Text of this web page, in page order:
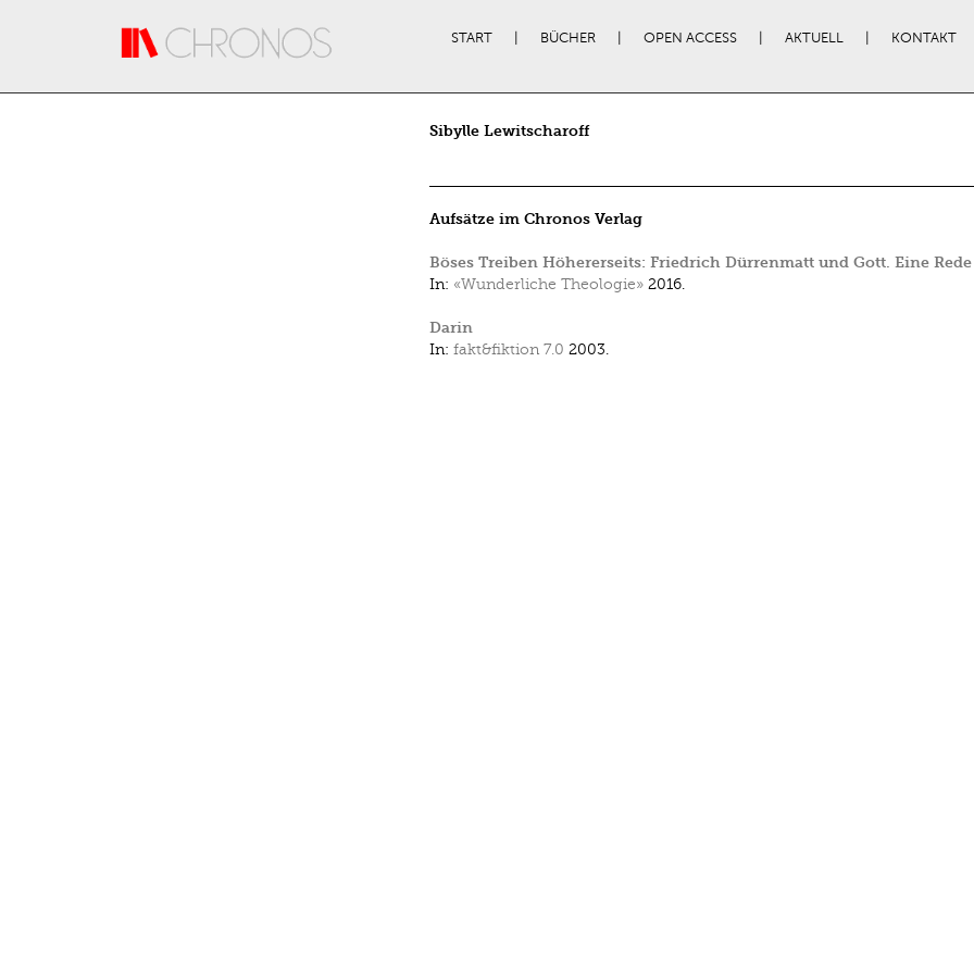
START BÜCHER OPEN ACCESS AKTUELL KONTAKT
Sibylle Lewitscharoff
Aufsätze im Chronos Verlag
Böses Treiben Höhererseits: Friedrich Dürrenmatt und Gott. Eine Rede
In: «Wunderliche Theologie» 2016.
Darin
In: fakt&fiktion 7.0 2003.